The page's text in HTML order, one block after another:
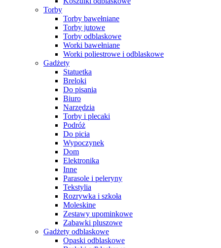
Torby
Torby bawełniane
Torby jutowe
Torby odblaskowe
Worki bawełniane
Worki poliestrowe i odblaskowe
Gadżety
Statuetka
Breloki
Do pisania
Biuro
Narzędzia
Torby i plecaki
Podróż
Do picia
Wypoczynek
Dom
Elektronika
Inne
Parasole i peleryny
Tekstylia
Rozrywka i szkoła
Moleskine
Zestawy upominkowe
Zabawki pluszowe
Gadżety odblaskowe
Opaski odblaskowe